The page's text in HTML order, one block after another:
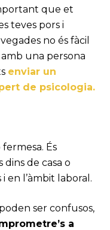
que et
teves pors i
no és fàcil
una persona
enviar un
de psicologia.
És
de casa o
en l’àmbit laboral.
ser confusos,
a